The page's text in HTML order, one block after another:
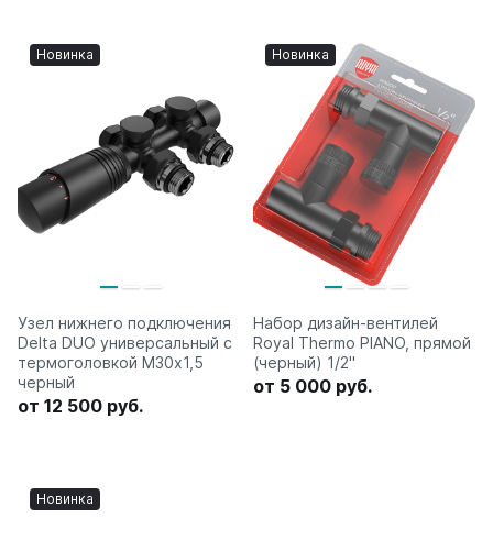
Новинка
Узел нижнего подключения
Delta DUO универсальный с
термоголовкой М30х1,5
черный
от 12 500 руб.
Новинка
Набор дизайн-вентилей
Royal Thermo PIANO, прямой
(черный) 1/2"
от 5 000 руб.
Новинка